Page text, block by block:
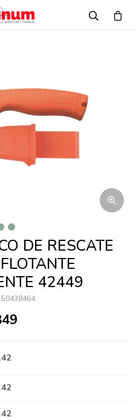
DE RESCATE
42449